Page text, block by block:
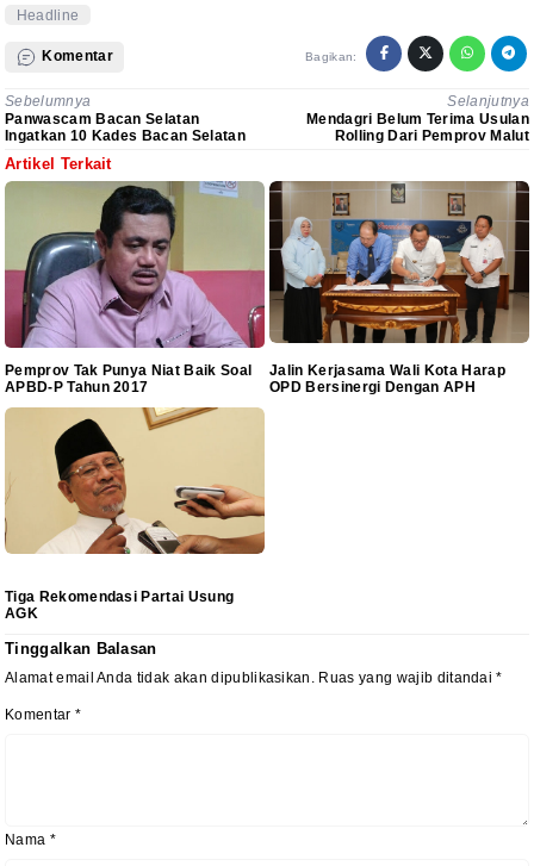
Headline
Komentar Bagikan:
Sebelumnya
Panwascam Bacan Selatan
Ingatkan 10 Kades Bacan Selatan
Selanjutnya
Mendagri Belum Terima Usulan
Rolling Dari Pemprov Malut
Artikel Terkait
Pemprov Tak Punya Niat Baik Soal
APBD-P Tahun 2017
Jalin Kerjasama Wali Kota Harap
OPD Bersinergi Dengan APH
Tiga Rekomendasi Partai Usung
AGK
Tinggalkan Balasan
Alamat email Anda tidak akan dipublikasikan. Ruas yang wajib ditandai*
Komentar *
Nama *